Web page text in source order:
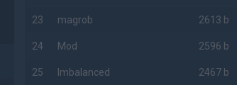
23 magrob 2613 b
24 Mod 2596 b
25 Imbalanced 2467 b